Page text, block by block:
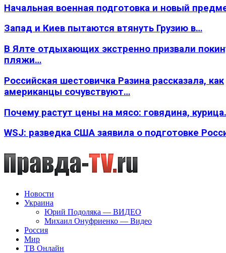
Начальная военная подготовка и новый
Запад и Киев пытаются втянуть Грузию в…
В Ялте отдыхающих экстренно призвали
пляжи…
Российская шестовичка Разина рассказала, как
американцы сочувствуют…
Почему растут цены на мясо: говядина,
WSJ: разведка США заявила о подготовке
Новости
Украина
Юрий Подоляка — ВИДЕО
Михаил Онуфриенко — Видео
Россия
Мир
ТВ Онлайн